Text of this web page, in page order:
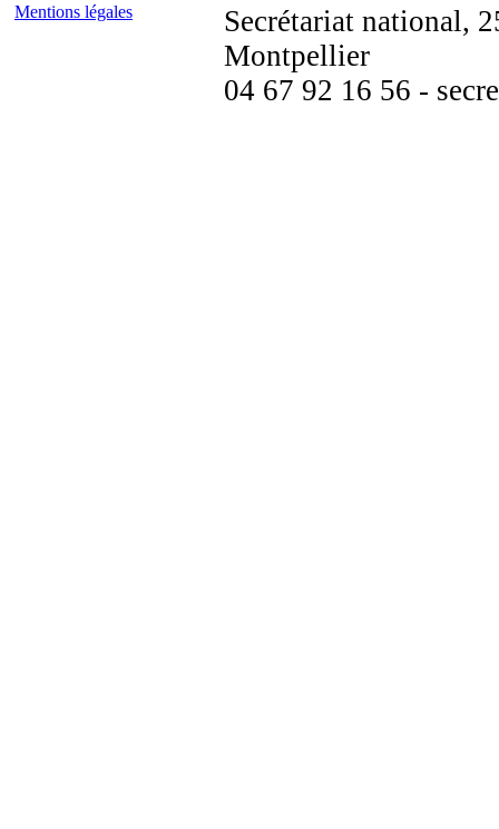
Mentions légales
Secrétariat national,
Montpellier
04 67 92 16 56 -